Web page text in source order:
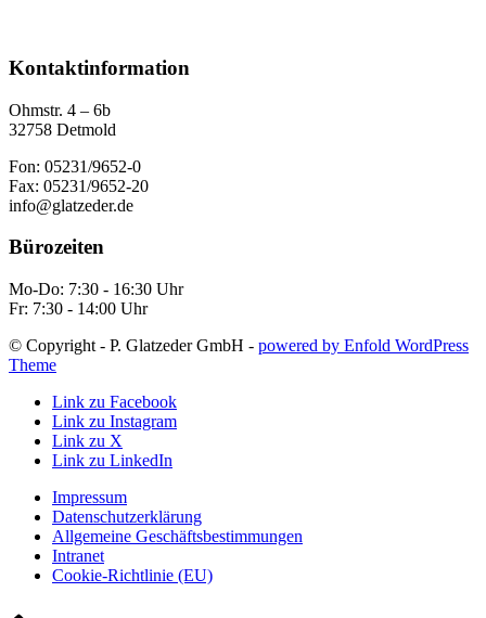
Kontaktinformation
Ohmstr. 4 – 6b
32758 Detmold
Fon: 05231/9652-0
Fax: 05231/9652-20
info@glatzeder.de
Bürozeiten
Mo-Do: 7:30 - 16:30 Uhr
Fr: 7:30 - 14:00 Uhr
© Copyright - P. Glatzeder GmbH - powered by Enfold WordPress
Theme
Link zu Facebook
Link zu Instagram
Link zu X
Link zu LinkedIn
Impressum
Datenschutzerklärung
Allgemeine Geschäftsbestimmungen
Intranet
Cookie-Richtlinie (EU)